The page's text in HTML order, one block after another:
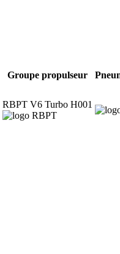
Groupe propulseur
RBPT V6 Turbo H001